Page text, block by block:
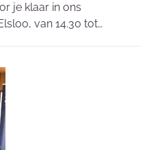
je klaar in ons
van 14.30 tot…